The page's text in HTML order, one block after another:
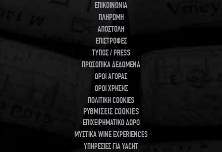
ΕΠΙΚΟΙΝΩΝΙΑ
ΠΛΗΡΩΜΗ
ΑΠΟΣΤΟΛΗ
ΕΠΙΣΤΡΟΦΕΣ
ΤΥΠΟΣ / PRESS
ΠΡΟΣΩΠΙΚΑ ΔΕΔΟΜΕΝΑ
ΟΡΟΙ ΑΓΟΡΑΣ
ΟΡΟΙ ΧΡΗΣΗΣ
ΠΟΛΙΤΙΚΗ COOKIES
ΡΥΘΜΙΣΕΙΣ COOKIES
ΕΠΙΧΕΙΡΗΜΑΤΙΚΟ ΔΩΡΟ
ΜΥΣΤΙΚΑ WINE EXPERIENCES
ΥΠΗΡΕΣΙΕΣ ΓΙΑ YACHT